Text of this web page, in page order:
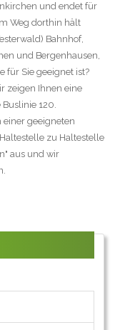
und endet für
Weg dorthin hält
Bahnhof,
und Bergenhausen,
für Sie geeignet ist?
zeigen Ihnen eine
120.
einer geeigneten
zu Haltestelle
aus und wir